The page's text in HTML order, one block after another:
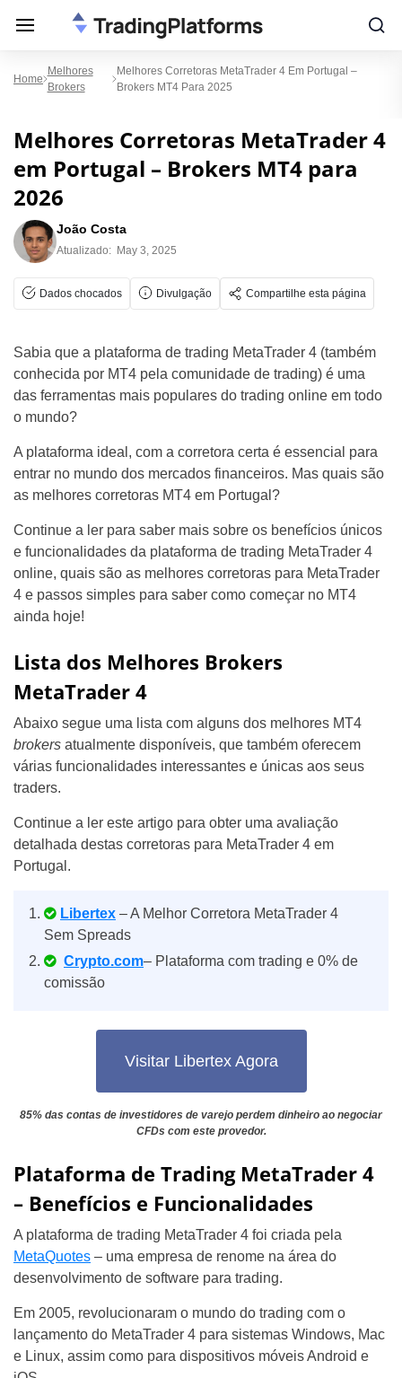
Home
Melhores
Brokers
Melhores Corretoras MetaTrader 4 Em Portugal –
Brokers MT4 Para 2025
Melhores Corretoras MetaTrader 4
em Portugal – Brokers MT4 para
2026
João Costa
Atualizado: May 3, 2025
Dados chocados Divulgação Compartilhe esta página
Sabia que a plataforma de trading MetaTrader 4 (também
conhecida por MT4 pela comunidade de trading) é uma
das ferramentas mais populares do trading online em todo
o mundo?
A plataforma ideal, com a corretora certa é essencial para
entrar no mundo dos mercados financeiros. Mas quais são
as melhores corretoras MT4 em Portugal?
Continue a ler para saber mais sobre os benefícios únicos
e funcionalidades da plataforma de trading MetaTrader 4
online, quais são as melhores corretoras para MetaTrader
4 e passos simples para saber como começar no MT4
ainda hoje!
Lista dos Melhores Brokers
MetaTrader 4
Abaixo segue uma lista com alguns dos melhores MT4
brokers atualmente disponíveis, que também oferecem
várias funcionalidades interessantes e únicas aos seus
traders.
Continue a ler este artigo para obter uma avaliação
detalhada destas corretoras para MetaTrader 4 em
Portugal.
Libertex – A Melhor Corretora MetaTrader 4
Sem Spreads
Crypto.com– Plataforma com trading e 0% de
comissão
Visitar Libertex Agora
85% das contas de investidores de varejo perdem dinheiro ao negociar
CFDs com este provedor.
Plataforma de Trading MetaTrader 4
– Benefícios e Funcionalidades
A plataforma de trading MetaTrader 4 foi criada pela
MetaQuotes – uma empresa de renome na área do
desenvolvimento de software para trading.
Em 2005, revolucionaram o mundo do trading com o
lançamento do MetaTrader 4 para sistemas Windows, Mac
e Linux, assim como para dispositivos móveis Android e